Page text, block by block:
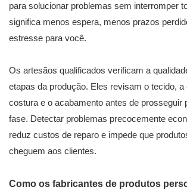
para solucionar problemas sem interromper
significa menos espera, menos prazos
estresse para você.
Os artesãos qualificados verificam a
etapas da produção. Eles revisam o tecido, a
costura e o acabamento antes de prosseguir
fase. Detectar problemas precocemente
reduz custos de reparo e impede que
cheguem aos clientes.
Como os fabricantes de produtos